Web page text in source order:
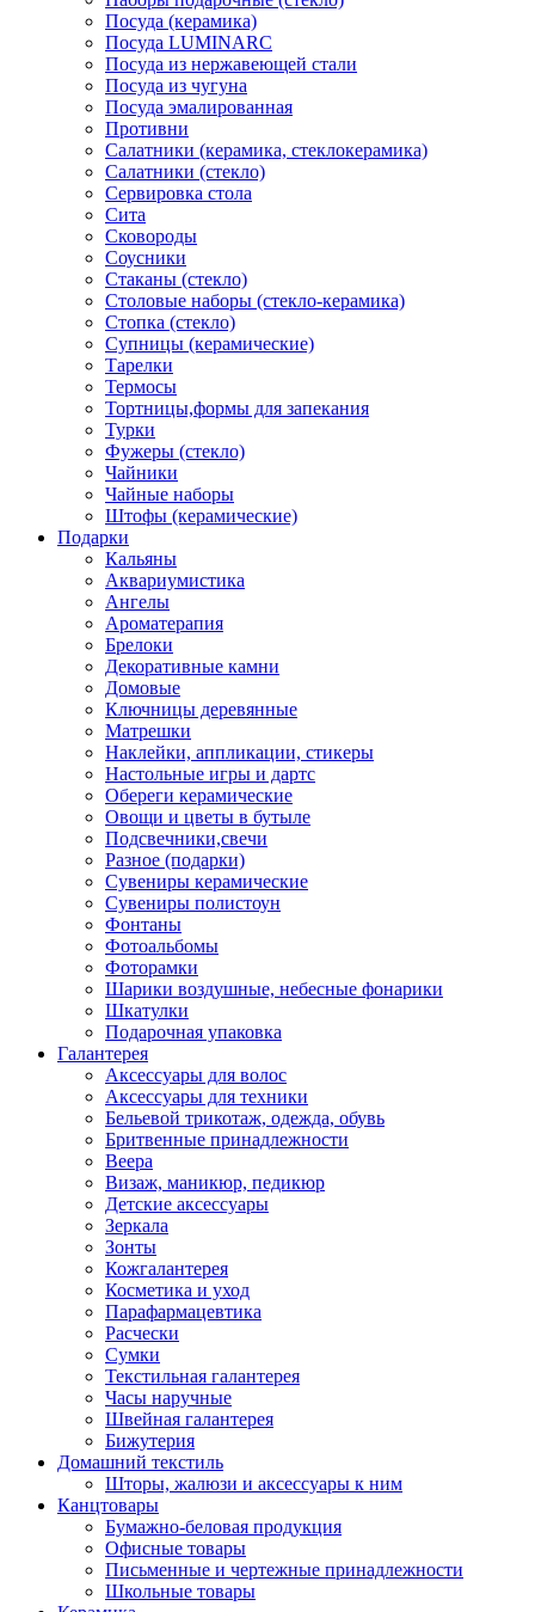
Посуда (керамика)
Посуда LUMINARC
Посуда из нержавеющей стали
Посуда из чугуна
Посуда эмалированная
Противни
Салатники (керамика, стеклокерамика)
Салатники (стекло)
Сервировка стола
Сита
Сковороды
Соусники
Стаканы (стекло)
Столовые наборы (стекло-керамика)
Стопка (стекло)
Супницы (керамические)
Тарелки
Термосы
Тортницы,формы для запекания
Турки
Фужеры (стекло)
Чайники
Чайные наборы
Штофы (керамические)
Подарки
Кальяны
Аквариумистика
Ангелы
Ароматерапия
Брелоки
Декоративные камни
Домовые
Ключницы деревянные
Матрешки
Наклейки, аппликации, стикеры
Настольные игры и дартс
Обереги керамические
Овощи и цветы в бутыле
Подсвечники,свечи
Разное (подарки)
Сувениры керамические
Сувениры полистоун
Фонтаны
Фотоальбомы
Фоторамки
Шарики воздушные, небесные фонарики
Шкатулки
Подарочная упаковка
Галантерея
Аксессуары для волос
Аксессуары для техники
Бельевой трикотаж, одежда, обувь
Бритвенные принадлежности
Веера
Визаж, маникюр, педикюр
Детские аксессуары
Зеркала
Зонты
Кожгалантерея
Косметика и уход
Парафармацевтика
Расчески
Сумки
Текстильная галантерея
Часы наручные
Швейная галантерея
Бижутерия
Домашний текстиль
Шторы, жалюзи и аксессуары к ним
Канцтовары
Бумажно-беловая продукция
Офисные товары
Письменные и чертежные принадлежности
Школьные товары